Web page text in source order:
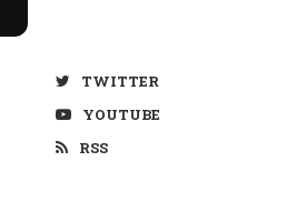
TWITTER
YOUTUBE
RSS